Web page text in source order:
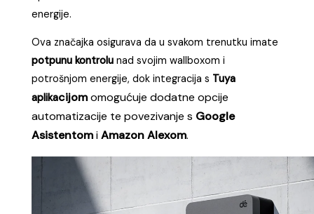
Upravljanje putem zidne kutijeomogućuje
potpunu kontrolu punjenja i bez korištenja
aplikacije.
wallboxu pritiskom na gumb
, uključujući
jakosti struje (6A–16A)
odgodu početka
u rasponu od nekoliko minuta do više